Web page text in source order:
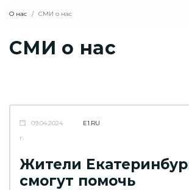
О нас СМИ о нас
СМИ о нас
09.04.2024
г.
E1.RU
Жители
смогут помочь